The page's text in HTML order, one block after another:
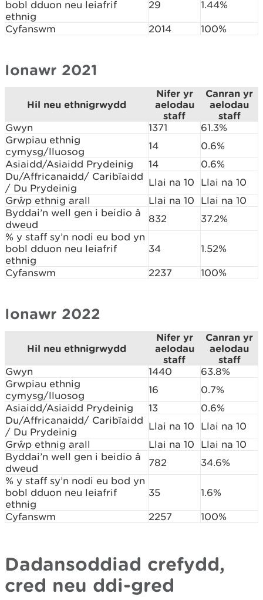
bobl dduon neu leiafrif
ethnig
29 1.44%
Cyfanswm 2014 100%
Ionawr 2021
Hil neu ethnigrwydd
Nifer yr
aelodau
staff
Canran yr
aelodau
staff
Gwyn 1371
61.3%
Grwpiau ethnig
cymysg/lluosog
14
0.6%
Asiaidd/Asiaidd Prydeinig
14
0.6%
Du/Affricanaidd/ Caribïaidd
/ Du Prydeinig
Llai na 10
Llai na 10
Grŵp ethnig arall
Llai na 10
Llai na 10
Byddai’n well gen i beidio â
dweud
832
37.2%
% y staff sy’n nodi eu bod yn
bobl dduon neu leiafrif
ethnig
34 1.52%
Cyfanswm 2237 100%
Ionawr 2022
Hil neu ethnigrwydd
Nifer yr
aelodau
staff
Canran yr
aelodau
staff
Gwyn 1440
63.8%
Grwpiau ethnig
cymysg/lluosog
16
0.7%
Asiaidd/Asiaidd Prydeinig
13
0.6%
Du/Affricanaidd/ Caribïaidd
/ Du Prydeinig
Llai na 10
Llai na 10
Grŵp ethnig arall
Llai na 10
Llai na 10
Byddai’n well gen i beidio â
dweud
782
34.6%
% y staff sy’n nodi eu bod yn
bobl dduon neu leiafrif
ethnig
35 1.6%
Cyfanswm 2257 100%
Dadansoddiad crefydd,
cred neu ddi-gred